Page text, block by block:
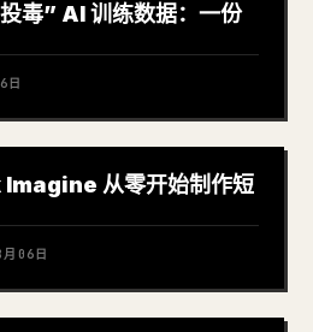
毒” AI 训练数据：一份
日
Imagine 从零开始制作短
06日